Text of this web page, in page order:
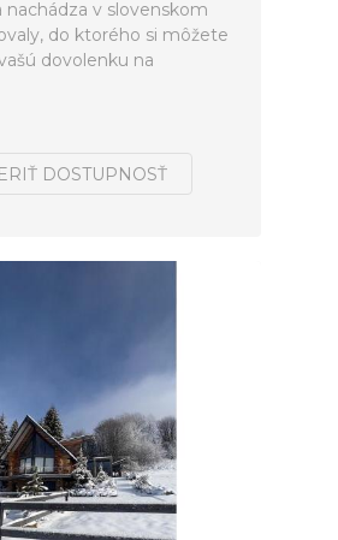
nachádza v slovenskom
do ktorého si môžete
dovolenku na
DOSTUPNOSŤ